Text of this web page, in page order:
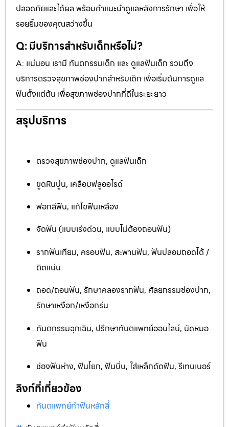
ปลอดภัยและได้ผล พร้อมคำแนะนำดูแลหลังการรักษา เพื่อให้
รอยยิ้มของคุณสว่างขึ้น
Q: มีบริการสำหรับเด็กหรือไม่?
A: แน่นอน เรามี ทันตกรรมเด็ก และ ดูแลฟันเด็ก รวมถึง
บริการตรวจสุขภาพช่องปากสำหรับเด็ก เพื่อเริ่มต้นการดูแล
ฟันตั้งแต่ต้น เพื่อสุขภาพช่องปากที่ดีในระยะยาว
สรุปบริการ
ตรวจสุขภาพช่องปาก, ดูแลฟันเด็ก
ขูดหินปูน, เคลือบฟลูออไรด์
ฟอกสีฟัน, แก้ไขฟันเหลือง
จัดฟัน (แบบเร่งด่วน, แบบไม่ต้องถอนฟัน)
รากฟันเทียม, ครอบฟัน, สะพานฟัน, ฟันปลอมถอดได้ /
ติดแน่น
ถอด/ถอนฟัน, รักษาคลองรากฟัน, ศัลยกรรมช่องปาก,
รักษาเหงือก/เหงือกร่น
ทันตกรรมฉุกเฉิน, ปรึกษาทันตแพทย์ออนไลน์, นัดหมอ
ฟัน
ช่องฟันห่าง, ฟันโยก, ฟันบิ่น, ใส่เหล็กดัดฟัน, รีเทนเนอร์
ลิงก์ที่เกี่ยวข้อง
ทันตแพทย์ทำฟันหลักสี่